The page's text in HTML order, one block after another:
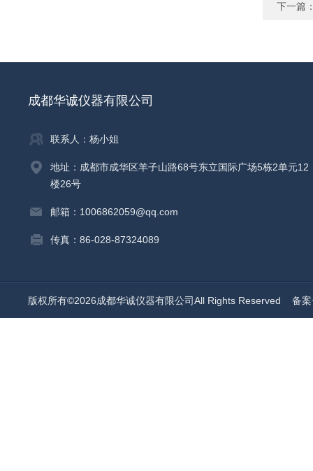
下一篇
成都华诚仪器有限公司
联系人：杨小姐
地址：成都市成华区羊子山路68号东立国际广场5栋2单元12
楼26号
邮箱：1006862059@qq.com
传真：86-028-87324089
版权所有©2026成都华诚仪器有限公司All Rights Reserved 备